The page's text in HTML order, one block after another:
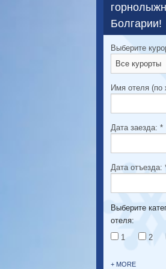
Болгарии!
Выберите
Имя отеля (по
Дата заезда: *
Дата отъезда:
Выберите
отеля:
1
2
+ MORE